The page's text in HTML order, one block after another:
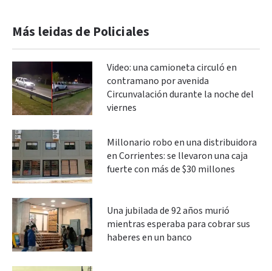
Más leidas de Policiales
Video: una camioneta circuló en
contramano por avenida
Circunvalación durante la noche del
viernes
Millonario robo en una distribuidora
en Corrientes: se llevaron una caja
fuerte con más de $30 millones
Una jubilada de 92 años murió
mientras esperaba para cobrar sus
haberes en un banco